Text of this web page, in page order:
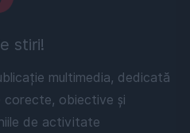
stiri!
multimedia, dedicată
corecte, obiective și
de activitate